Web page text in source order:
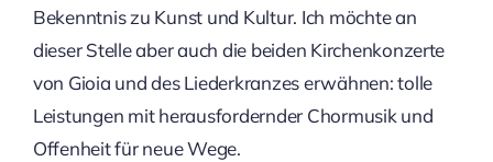
Bekenntnis zu Kunst und Kultur. Ich möchte an
dieser Stelle aber auch die beiden Kirchenkonzerte
von Gioia und des Liederkranzes erwähnen: tolle
Leistungen mit herausfordernder Chormusik und
Offenheit für neue Wege.